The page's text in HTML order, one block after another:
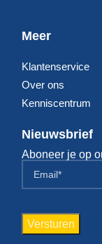
Meer
Klantenservice
Over ons
Kenniscentrum
Nieuwsbrief
Aboneer je op